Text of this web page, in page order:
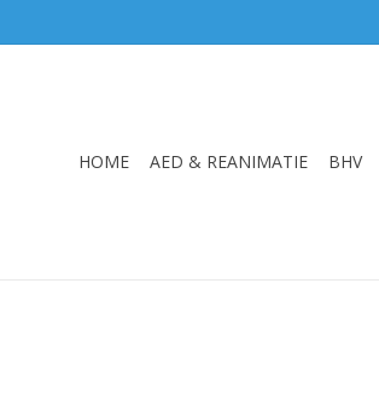
HOME AED & REANIMATIE BHV